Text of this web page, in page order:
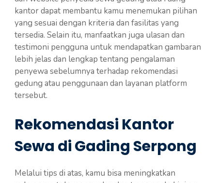
kantor dapat membantu kamu menemukan pilihan
yang sesuai dengan kriteria dan fasilitas yang
tersedia. Selain itu, manfaatkan juga ulasan dan
testimoni pengguna untuk mendapatkan gambaran
lebih jelas dan lengkap tentang pengalaman
penyewa sebelumnya terhadap rekomendasi
gedung atau penggunaan dan layanan platform
tersebut.
Rekomendasi Kantor
Sewa di Gading Serpong
Melalui tips di atas, kamu bisa meningkatkan